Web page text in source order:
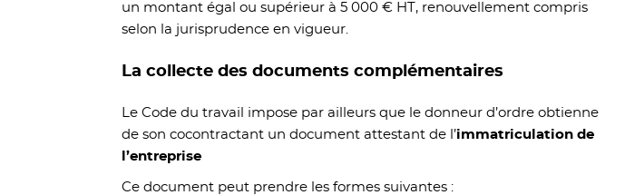
un montant égal ou supérieur à 5 000 € HT, renouvellement compris
selon la jurisprudence en vigueur.
La collecte des documents complémentaires
Le Code du travail impose par ailleurs que le donneur d’ordre obtienne
de son cocontractant un document attestant de l’immatriculation de
l’entreprise
Ce document peut prendre les formes suivantes :